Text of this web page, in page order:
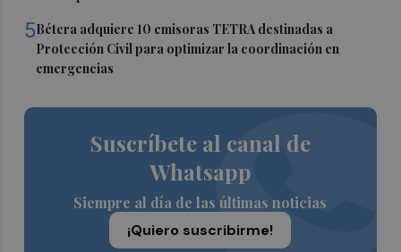
5Bétera adquiere 10 emisoras TETRA destinadas a
Protección Civil para optimizar la coordinación en
emergencias
Suscríbete al canal de
Whatsapp
Siempre al día de las últimas noticias
¡Quiero suscribirme!